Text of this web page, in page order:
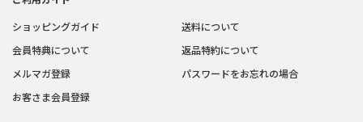
ショッピングガイド
会員特典について
メルマガ登録
お客さま会員登録
送料について
返品特約について
パスワードをお忘れの場合